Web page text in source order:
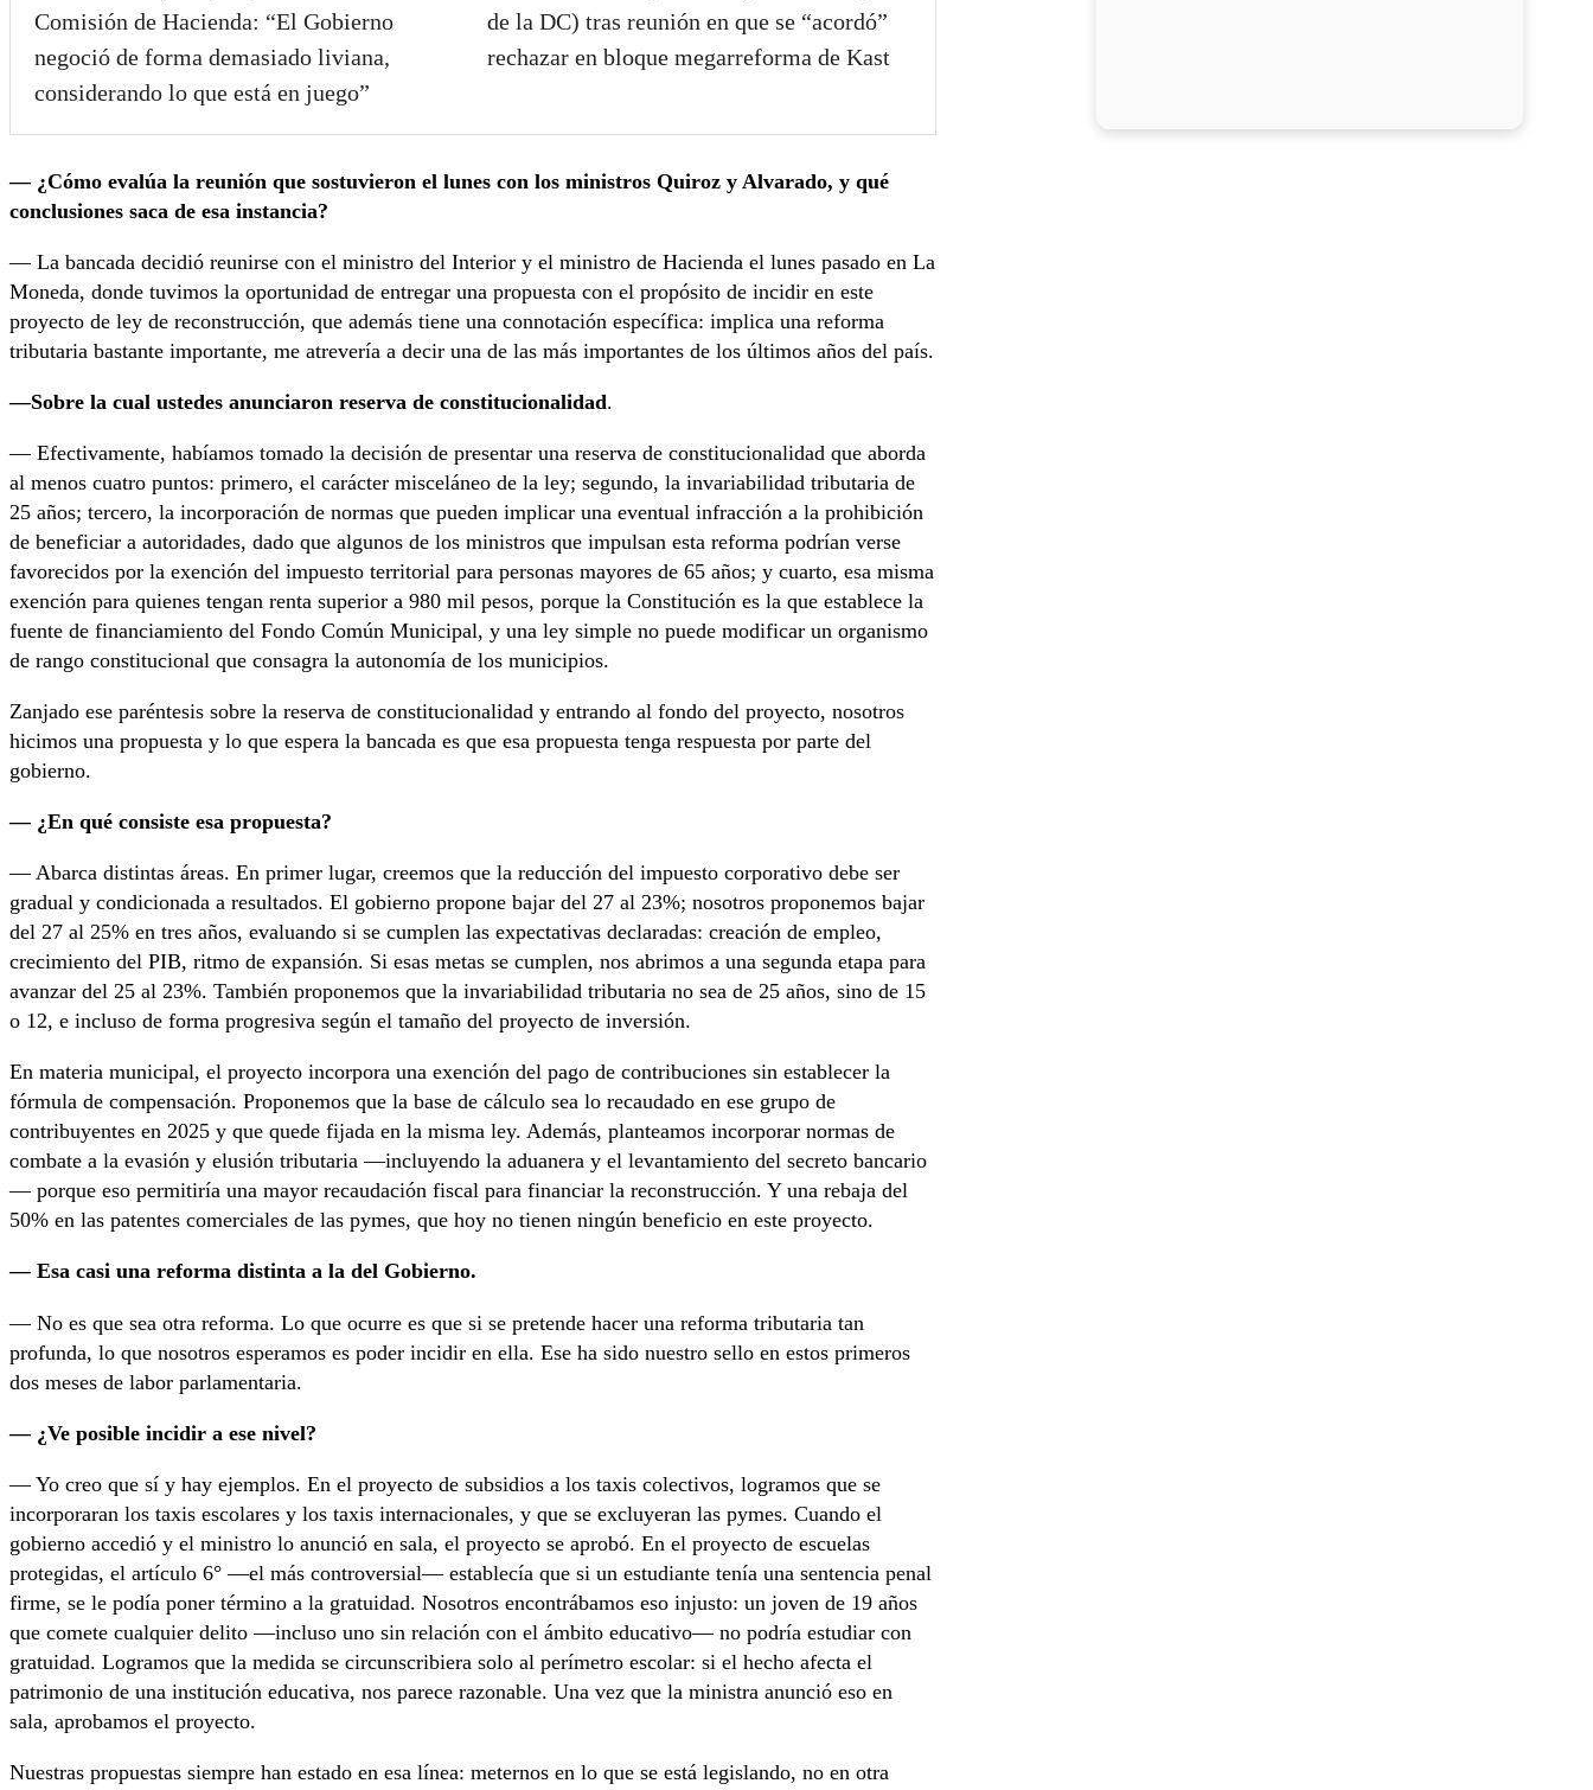
Comisión de Hacienda: “El Gobierno
negoció de forma demasiado liviana,
considerando lo que está en juego”
de la DC) tras reunión en que se “acordó”
rechazar en bloque megarreforma de Kast
— ¿Cómo evalúa la reunión que sostuvieron el lunes con los ministros Quiroz y Alvarado, y qué
conclusiones saca de esa instancia?
— La bancada decidió reunirse con el ministro del Interior y el ministro de Hacienda el lunes pasado en La
Moneda, donde tuvimos la oportunidad de entregar una propuesta con el propósito de incidir en este
proyecto de ley de reconstrucción, que además tiene una connotación específica: implica una reforma
tributaria bastante importante, me atrevería a decir una de las más importantes de los últimos años del país.
—Sobre la cual ustedes anunciaron reserva de constitucionalidad.
— Efectivamente, habíamos tomado la decisión de presentar una reserva de constitucionalidad que aborda
al menos cuatro puntos: primero, el carácter misceláneo de la ley; segundo, la invariabilidad tributaria de
25 años; tercero, la incorporación de normas que pueden implicar una eventual infracción a la prohibición
de beneficiar a autoridades, dado que algunos de los ministros que impulsan esta reforma podrían verse
favorecidos por la exención del impuesto territorial para personas mayores de 65 años; y cuarto, esa misma
exención para quienes tengan renta superior a 980 mil pesos, porque la Constitución es la que establece la
fuente de financiamiento del Fondo Común Municipal, y una ley simple no puede modificar un organismo
de rango constitucional que consagra la autonomía de los municipios.
Zanjado ese paréntesis sobre la reserva de constitucionalidad y entrando al fondo del proyecto, nosotros
hicimos una propuesta y lo que espera la bancada es que esa propuesta tenga respuesta por parte del
gobierno.
— ¿En qué consiste esa propuesta?
— Abarca distintas áreas. En primer lugar, creemos que la reducción del impuesto corporativo debe ser
gradual y condicionada a resultados. El gobierno propone bajar del 27 al 23%; nosotros proponemos bajar
del 27 al 25% en tres años, evaluando si se cumplen las expectativas declaradas: creación de empleo,
crecimiento del PIB, ritmo de expansión. Si esas metas se cumplen, nos abrimos a una segunda etapa para
avanzar del 25 al 23%. También proponemos que la invariabilidad tributaria no sea de 25 años, sino de 15
o 12, e incluso de forma progresiva según el tamaño del proyecto de inversión.
En materia municipal, el proyecto incorpora una exención del pago de contribuciones sin establecer la
fórmula de compensación. Proponemos que la base de cálculo sea lo recaudado en ese grupo de
contribuyentes en 2025 y que quede fijada en la misma ley. Además, planteamos incorporar normas de
combate a la evasión y elusión tributaria —incluyendo la aduanera y el levantamiento del secreto bancario
— porque eso permitiría una mayor recaudación fiscal para financiar la reconstrucción. Y una rebaja del
50% en las patentes comerciales de las pymes, que hoy no tienen ningún beneficio en este proyecto.
— Esa casi una reforma distinta a la del Gobierno.
— No es que sea otra reforma. Lo que ocurre es que si se pretende hacer una reforma tributaria tan
profunda, lo que nosotros esperamos es poder incidir en ella. Ese ha sido nuestro sello en estos primeros
dos meses de labor parlamentaria.
— ¿Ve posible incidir a ese nivel?
— Yo creo que sí y hay ejemplos. En el proyecto de subsidios a los taxis colectivos, logramos que se
incorporaran los taxis escolares y los taxis internacionales, y que se excluyeran las pymes. Cuando el
gobierno accedió y el ministro lo anunció en sala, el proyecto se aprobó. En el proyecto de escuelas
protegidas, el artículo 6° —el más controversial— establecía que si un estudiante tenía una sentencia penal
firme, se le podía poner término a la gratuidad. Nosotros encontrábamos eso injusto: un joven de 19 años
que comete cualquier delito —incluso uno sin relación con el ámbito educativo— no podría estudiar con
gratuidad. Logramos que la medida se circunscribiera solo al perímetro escolar: si el hecho afecta el
patrimonio de una institución educativa, nos parece razonable. Una vez que la ministra anunció eso en
sala, aprobamos el proyecto.
Nuestras propuestas siempre han estado en esa línea: meternos en lo que se está legislando, no en otra